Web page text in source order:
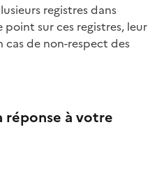
registres dans
sur ces registres, leur
de non-respect des
réponse à votre